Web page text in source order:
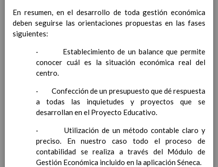
clave
Elab/10/06/2016
ConcreciÃ³n curricular
competencias
En revisiÃ³n
Ãrea de Valores Sociales y CÃ­
ContribuciÃ³n del Ã¡rea a
las competencias clave
ConcreciÃ³n curricular
para la etapa. Perfiles de
Ã¡rea y de
competencias
En revisiÃ³n
Ãrea de ReligiÃ³n CatÃ³lica
En resumen, en el desarrollo de toda gestión económica
deben seguirse las orientaciones propuestas en las fases
siguientes:
· Establecimiento de un balance que permite
conocer cuál es la situación económica real del
centro.
· Confección de un presupuesto que dé respuesta
a todas las inquietudes y proyectos que se
desarrollan en el Proyecto Educativo.
· Utilización de un método contable claro y
preciso. En nuestro caso todo el proceso de
contabilidad se realiza a través del Módulo de
Gestión Económica incluido en la aplicación Séneca.